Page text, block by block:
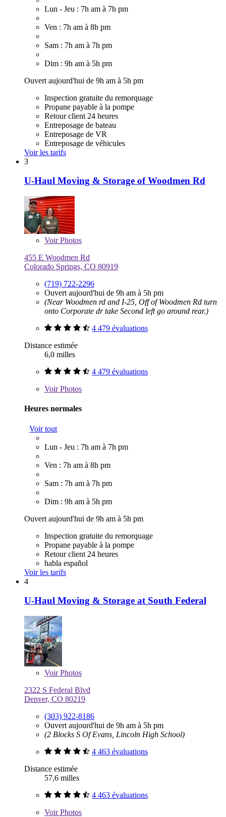
Lun - Jeu : 7h am à 7h pm
Ven : 7h am à 8h pm
Sam : 7h am à 7h pm
Dim : 9h am à 5h pm
Ouvert aujourd'hui de 9h am à 5h pm
Inspection gratuite du remorquage
Propane payable à la pompe
Retour client 24 heures
Entreposage de bateau
Entreposage de VR
Entreposage de véhicules
Voir les tarifs
3
U-Haul Moving & Storage of Woodmen Rd
VoirPhotos
455 E Woodmen Rd
Colorado Springs, CO 80919
(719) 722-2296
Ouvert aujourd'hui de 9h am à 5h pm
(Near Woodmen rd and I-25, Off of Woodmen Rd turn
onto Corporate dr take Second left go around rear.)
4 479 évaluations
Distance estimée
6,0 milles
4 479 évaluations
VoirPhotos
Heures normales
Voir tout
Lun - Jeu : 7h am à 7h pm
Ven : 7h am à 8h pm
Sam : 7h am à 7h pm
Dim : 9h am à 5h pm
Ouvert aujourd'hui de 9h am à 5h pm
Inspection gratuite du remorquage
Propane payable à la pompe
Retour client 24 heures
habla español
Voir les tarifs
4
U-Haul Moving & Storage at South Federal
VoirPhotos
2322 S Federal Blvd
Denver, CO 80219
(303) 922-8186
Ouvert aujourd'hui de 9h am à 5h pm
(2 Blocks S Of Evans, Lincoln High School)
4 463 évaluations
Distance estimée
57,6 milles
4 463 évaluations
VoirPhotos